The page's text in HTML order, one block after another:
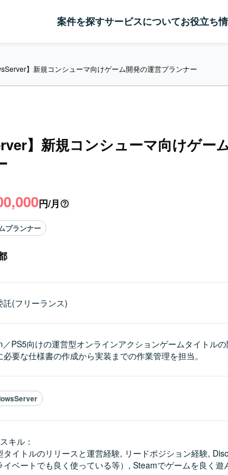
案件を探すサービスについてお役立ち
】新規コンシューマ向けゲーム開発の運営プランナー
】新規コンシューマ向けゲー
円/月
プランナー
託(フリーランス)
／PS5向けの運営型オンラインアクションゲームタイトル
必要な仕様書の作成から実装までの作業管理を担当。
キル：
タイトルのリリースと運営経験, リードポジション経験,
イベートでも良く使っている等）, Steamでゲームを良く遊